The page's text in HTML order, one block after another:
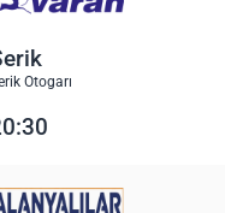
Otogarı